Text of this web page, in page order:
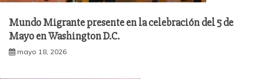
Mundo Migrante presente en la celebración del 5 de
Mayo en Washington D.C.
mayo 18, 2026